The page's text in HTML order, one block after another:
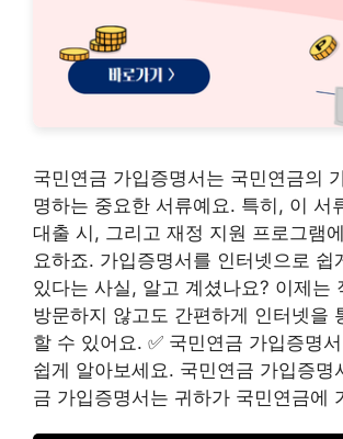
국민연금 가입증명서는 국민연금의
명하는 중요한 서류예요. 특히, 이 서
대출 시, 그리고 재정 지원 프로그램
요하죠. 가입증명서를 인터넷으로 쉽
있다는 사실, 알고 계셨나요? 이제는
방문하지 않고도 간편하게 인터넷을
할 수 있어요. ✅ 국민연금 가입증명
쉽게 알아보세요. 국민연금 가입증명
금 가입증명서는 귀하가 국민연금에